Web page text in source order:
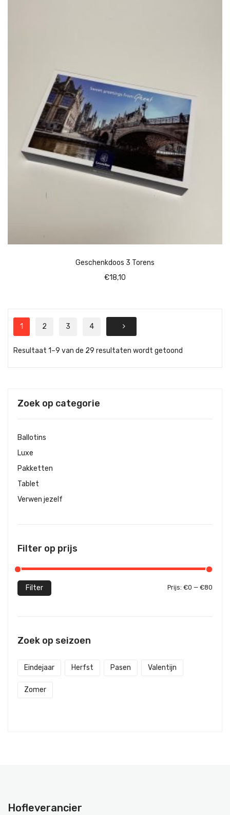
Geschenkdoos 3 Torens
€18,10
1 2 3 4
Resultaat 1–9 van de 29 resultaten wordt getoond
Zoek op categorie
Ballotins
Luxe
Pakketten
Tablet
Verwen jezelf
Filter op prijs
Filter Prijs: €0 — €80
Zoek op seizoen
Eindejaar Herfst Pasen Valentijn
Zomer
Hofleverancier